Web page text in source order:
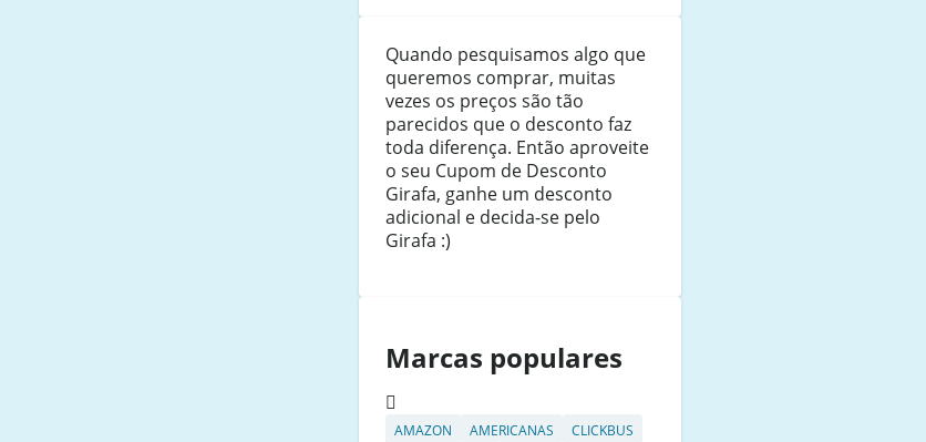
Quando pesquisamos algo que
queremos comprar, muitas
vezes os preços são tão
parecidos que o desconto faz
toda diferença. Então aproveite
o seu Cupom de Desconto
Girafa, ganhe um desconto
adicional e decida-se pelo
Girafa :)
Marcas populares
AMAZON AMERICANAS
CLICKBUS